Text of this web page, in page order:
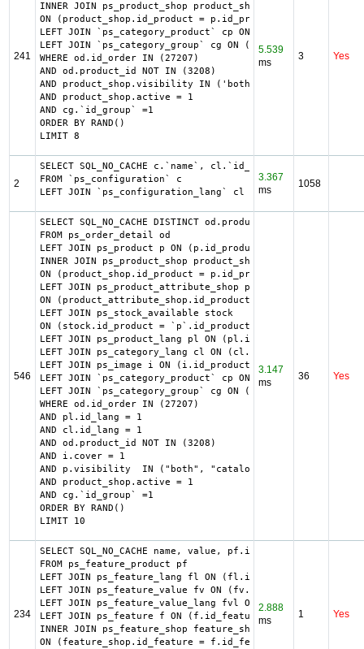
241
INNER JOIN ps_product_shop product_shop
ON (product_shop.id_product = p.id_product AND
LEFT JOIN `ps_category_product` cp ON
LEFT JOIN `ps_category_group` cg ON (cp.`id_category` =
WHERE od.id_order IN (27207)
AND od.product_id NOT IN (3208)
AND product_shop.visibility IN ('both','catalog')
AND product_shop.active = 1
AND cg.`id_group` =1
ORDER BY RAND()
LIMIT 8
5.539
ms
3 Yes
2
SELECT SQL_NO_CACHE c.`name`, cl.`id_lang`,
FROM `ps_configuration` c
LEFT JOIN `ps_configuration_lang` cl ON
3.367
ms
1058
546
SELECT SQL_NO_CACHE DISTINCT od.product_id
FROM ps_order_detail od
LEFT JOIN ps_product p ON (p.id_product = od.product_id)
INNER JOIN ps_product_shop product_shop
ON (product_shop.id_product = p.id_product AND
LEFT JOIN ps_product_attribute_shop
ON (product_attribute_shop.id_product_attribute =
LEFT JOIN ps_stock_available stock
ON (stock.id_product = `p`.id_product AND
LEFT JOIN ps_product_lang pl ON (pl.id_product =
LEFT JOIN ps_category_lang cl ON (cl.id_category =
LEFT JOIN ps_image i ON (i.id_product = od.product_id)
LEFT JOIN `ps_category_product` cp ON
LEFT JOIN `ps_category_group` cg ON (cp.`id_category` =
WHERE od.id_order IN (27207)
AND pl.id_lang = 1
AND cl.id_lang = 1
AND od.product_id NOT IN (3208)
AND i.cover = 1
AND p.visibility  IN ("both", "catalog")
AND product_shop.active = 1
AND cg.`id_group` =1
ORDER BY RAND()
LIMIT 10
3.147
ms
36 Yes
234
SELECT SQL_NO_CACHE name, value, pf.id_feature,
FROM ps_feature_product pf
LEFT JOIN ps_feature_lang fl ON (fl.id_feature =
LEFT JOIN ps_feature_value fv ON (fv.id_feature_value =
LEFT JOIN ps_feature_value_lang fvl ON
LEFT JOIN ps_feature f ON (f.id_feature = pf.id_feature
INNER JOIN ps_feature_shop feature_shop
ON (feature_shop.id_feature = f.id_feature AND
2.888
ms
1 Yes